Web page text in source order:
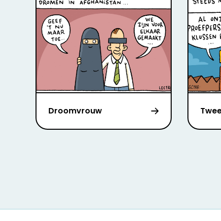
Droomvrouw